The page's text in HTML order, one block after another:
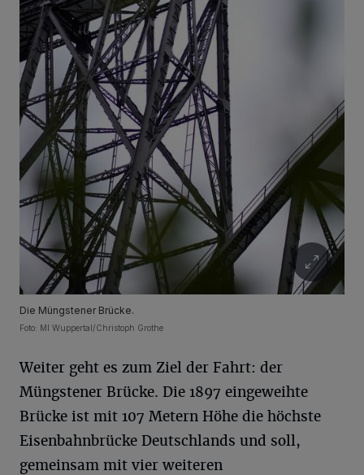
Die Müngstener Brücke.
Foto: MI Wuppertal/Christoph Grothe
Weiter geht es zum Ziel der Fahrt: der
Müngstener Brücke. Die 1897 eingeweihte
Brücke ist mit 107 Metern Höhe die höchste
Eisenbahnbrücke Deutschlands und soll,
gemeinsam mit vier weiteren